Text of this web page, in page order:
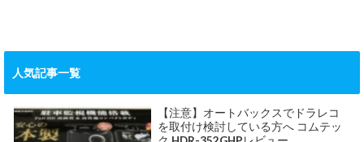
人気記事一覧
【注意】オートバックスでドラレコ
を取付け検討している方へ コムテッ